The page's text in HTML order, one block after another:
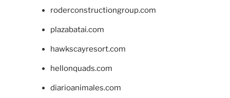
roderconstructiongroup.com
plazabatai.com
hawkscayresort.com
hellonquads.com
diarioanimales.com